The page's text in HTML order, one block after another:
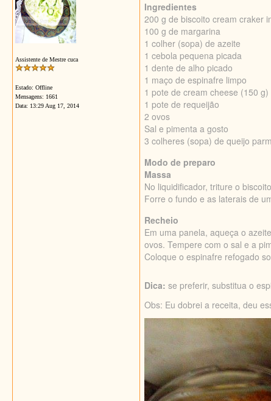
Assistente de Mestre cuca
Estado: Offline
Mensagens: 1661
Data: 13:29 Aug 17, 2014
Ingredientes
200 g de biscoito cream craker
100 g de margarina
1 colher (sopa) de azeite
1 cebola pequena picada
1 dente de alho picado
1 maço de espinafre limpo
1 pote de cream cheese (150 g)
1 pote de requeijão
2 ovos
Sal e pimenta a gosto
3 colheres (sopa) de queijo
Modo de preparo
Massa
No liquidificador, triture o
Forre o fundo e as laterais de
Recheio
Em uma panela, aqueça o
ovos. Tempere com o sal e a
Coloque o espinafre refogado
Dica: se preferir, substitua o
Obs: Eu dobrei a receita, deu